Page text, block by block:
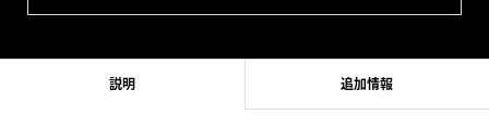
説明 追加情報